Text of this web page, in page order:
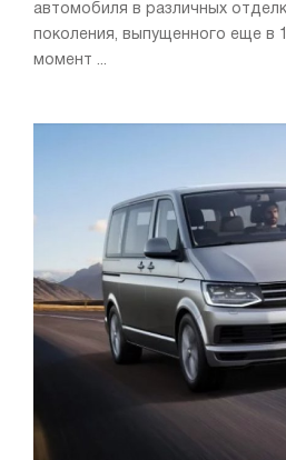
автомобиля в различных
поколения, выпущенного еще в
момент ...